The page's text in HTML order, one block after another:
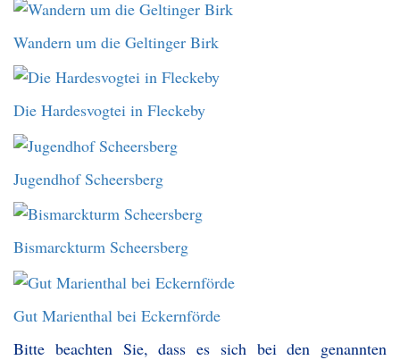
Wandern um die Geltinger Birk
Die Hardesvogtei in Fleckeby
Jugendhof Scheersberg
Bismarckturm Scheersberg
Gut Marienthal bei Eckernförde
Bitte beachten Sie, dass es sich bei den genannten